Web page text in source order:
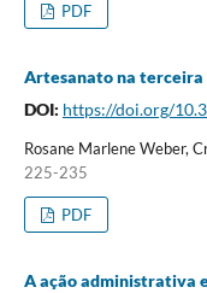
PDF
Artesanato na terceira
DOI: https://doi.org/
Rosane Marlene Weber,
225-235
PDF
A ação administrativa